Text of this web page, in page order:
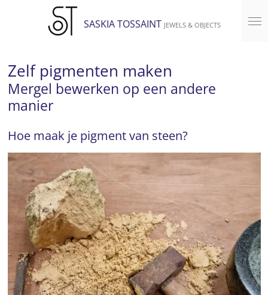
hoofdinhoud
SASKIA TOSSAINT JEWELS & OBJECTS
Zelf pigmenten maken
Mergel bewerken op een andere
manier
Hoe maak je pigment van steen?